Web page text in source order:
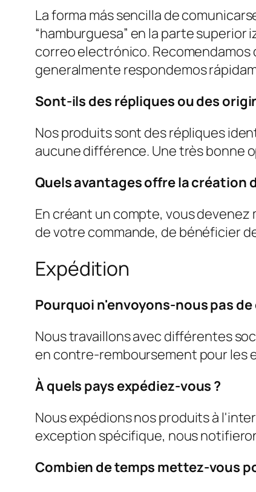
La forma más sencilla de
“hamburguesa” en la parte
correo electrónico. Recomendamos
generalmente respondemos
Sont-ils des répliques ou des
Nos produits sont des répliques
aucune différence. Une très bonne
Quels avantages offre la création
En créant un compte, vous devenez
de votre commande, de bénéficier
Expédition
Pourquoi n'envoyons-nous pas
Nous travaillons avec différentes
en contre-remboursement pour les
À quels pays expédiez-vous ?
Nous expédions nos produits à
exception spécifique, nous
Combien de temps mettez-vous